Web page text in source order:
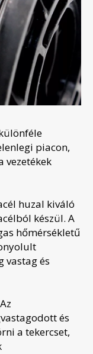
piacon,
vezetékek
huzal kiváló
készül. A
hőmérsékletű
vastag és
és
a tekercset,